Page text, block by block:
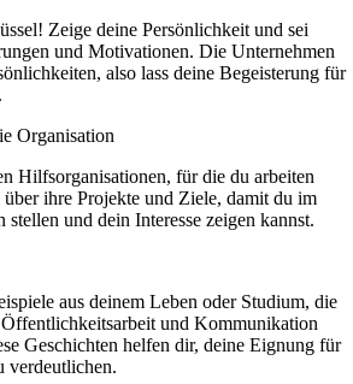
Zeige deine Persönlichkeit und sei
und Motivationen. Die Unternehmen
also lass deine Begeisterung für
Organisation
Hilfsorganisationen, für die du arbeiten
ihre Projekte und Ziele, damit du im
und dein Interesse zeigen kannst.
aus deinem Leben oder Studium, die
und Kommunikation
Geschichten helfen dir, deine Eignung für
verdeutlichen.